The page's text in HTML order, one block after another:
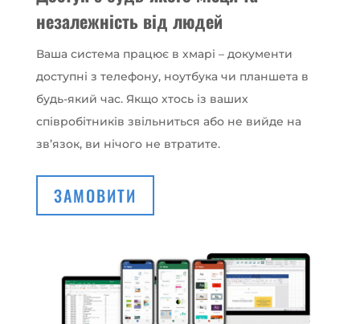
незалежність від людей
Ваша система працює в хмарі – документи
доступні з телефону, ноутбука чи планшета в
будь-який час. Якщо хтось із ваших
співробітників звільниться або не вийде на
зв’язок, ви нічого не втратите.
ЗАМОВИТИ